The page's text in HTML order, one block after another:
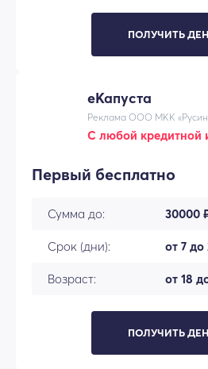
ПОЛУЧИТЬ
еКапуста
Реклама ООО МКК
С любой кредитной
Первый бесплатно
Сумма до: 30000
Срок (дни): от 7 до
Возраст: от 18
ПОЛУЧИТЬ